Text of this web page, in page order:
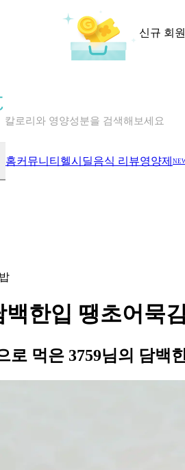
신규 회
음식 · 영양제 리뷰를 찾아보세요
홈커뮤니티 헬시딜음식 리뷰영양제
백한입 땡초어묵
로 먹은 3759님의 담백